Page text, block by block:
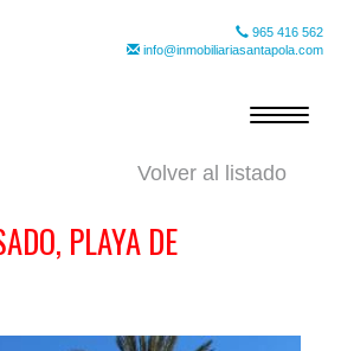
965 416 562
info@inmobiliariasantapola.com
Toggle
Volver al listado
PLAYA DE